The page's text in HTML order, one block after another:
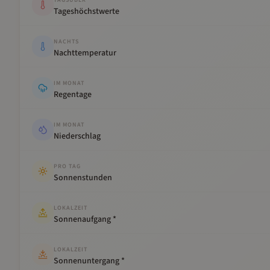
Tageshöchstwerte
NACHTS
Nachttemperatur
IM MONAT
Regentage
IM MONAT
Niederschlag
PRO TAG
Sonnenstunden
LOKALZEIT
Sonnenaufgang *
LOKALZEIT
Sonnenuntergang *